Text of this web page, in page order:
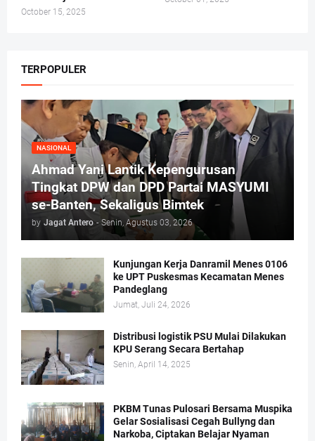
October 15, 2025
TERPOPULER
NASIONAL
Ahmad Yani Lantik Kepengurusan
Tingkat DPW dan DPD Partai MASYUMI
se-Banten, Sekaligus Bimtek
by Jagat Antero - Senin, Agustus 03, 2026
Kunjungan Kerja Danramil Menes 0106
ke UPT Puskesmas Kecamatan Menes
Pandeglang
Jumat, Juli 24, 2026
Distribusi logistik PSU Mulai Dilakukan
KPU Serang Secara Bertahap
Senin, April 14, 2025
PKBM Tunas Pulosari Bersama Muspika
Gelar Sosialisasi Cegah Bullyng dan
Narkoba, Ciptakan Belajar Nyaman